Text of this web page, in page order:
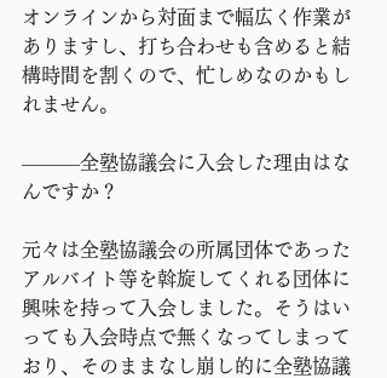
オンラインから対面まで幅広く作業が
ありますし、打ち合わせも含めると結
構時間を割くので、忙しめなのかもし
れません。
―――全塾協議会に入会した理由はな
んですか？
元々は全塾協議会の所属団体であった
アルバイト等を斡旋してくれる団体に
興味を持って入会しました。そうはい
っても入会時点で無くなってしまって
おり、そのままなし崩し的に全塾協議